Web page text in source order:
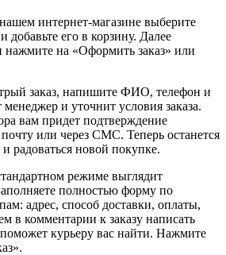
интернет-магазине выберите
добавьте его в корзину. Далее
нажмите на «Оформить заказ» или
заказ, напишите ФИО, телефон и
и уточнит условия заказа.
вам придет подтверждение
или через СМС. Теперь останется
радоваться новой покупке.
режиме выглядит
полностью форму по
адрес, способ доставки, оплаты,
в комментарии к заказу написать
курьеру вас найти. Нажмите